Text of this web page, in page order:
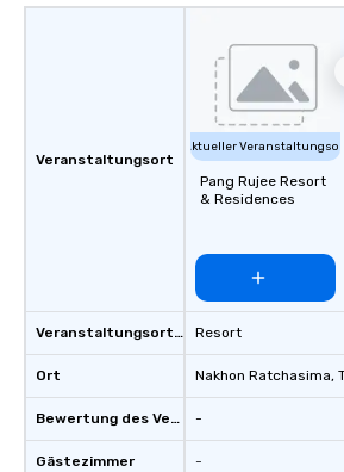
Veranstaltungsort
Veranstaltungsortstyp
Ort
Bewertung des Veranstaltungsortes
Gästezimmer
Aktueller Veranstaltungsort
Pang Rujee Resort
& Residences
Resort
Nakhon Ratchasima,
-
-